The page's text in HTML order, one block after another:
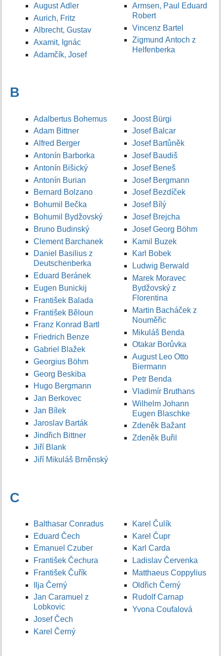
August Adler
Aurich, Fritz
Albrecht, Gustav
Axamit, Ignác
Adamčík, Josef
Armsen, Paul Eduard
Robert
Vincenz Bartel
Zigmund Antoch z
Helfenberka
B
Adalbertus Bohemus
Adam Bittner
Alfred Berger
Antonín Barborka
Antonín Bišický
Antonín Burian
Bernard Bolzano
Bohumil Bečka
Bohumil Bydžovský
Bruno Budinský
Clement Barchanek
Daniel Basilius z
Deutschenberka
Eduard Beránek
Eugen Bunickij
František Balada
František Běloun
Franz Konrad Bartl
Friedrich Benze
Gabriel Blažek
Georgius Böhm
Georg Beskiba
Hugo Bergmann
Jan Berkovec
Jan Bílek
Jaroslav Barták
Jindřich Bittner
Jiří Blank
Jiří Mikuláš Brněnský
Joost Bürgi
Josef Balcar
Josef Bartůněk
Josef Baudiš
Josef Beneš
Josef Bergmann
Josef Bezdíček
Josef Bílý
Josef Brejcha
Josef Georg Böhm
Kamil Buzek
Karl Bobek
Ludwig Berwald
Marek Moravec
Bydžovský z
Florentina
Martin Bacháček z
Nouměřic
Mikuláš Benda
Otakar Borůvka
August Leo Otto
Biermann
Petr Benda
Vladimír Bruthans
Wilhelm Johann
Eugen Blaschke
Zdeněk Bažant
Zdeněk Buřil
C
Balthasar Conradus
Eduard Čech
Emanuel Czuber
František Čechura
František Čuřík
Ilja Černý
Jan Caramuel z
Lobkovic
Josef Čech
Karel Černý
Karel Čulík
Karel Čupr
Karl Carda
Ladislav Červenka
Matthaeus Coppylius
Oldřich Černý
Rudolf Carnap
Yvona Coufalová